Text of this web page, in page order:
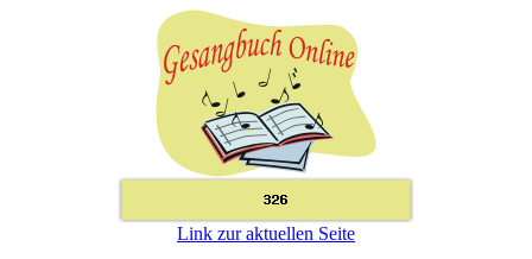
Link zur aktuellen Seite